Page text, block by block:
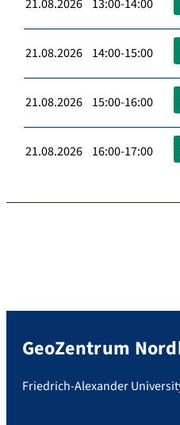
21.08.2026 13:00-14:00
21.08.2026 14:00-15:00
21.08.2026 15:00-16:00
21.08.2026 16:00-17:00
GeoZentrum
Friedrich-Alexander